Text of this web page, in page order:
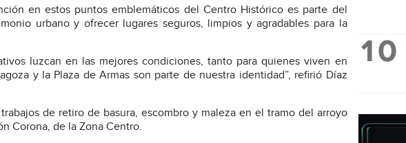
en estos puntos emblemáticos del Centro Histórico es parte del
urbano y ofrecer lugares seguros, limpios y agradables para la
luzcan en las mejores condiciones, tanto para quienes viven en
y la Plaza de Armas son parte de nuestra identidad”, refirió Díaz
de retiro de basura, escombro y maleza en el tramo del arroyo
Corona, de la Zona Centro.